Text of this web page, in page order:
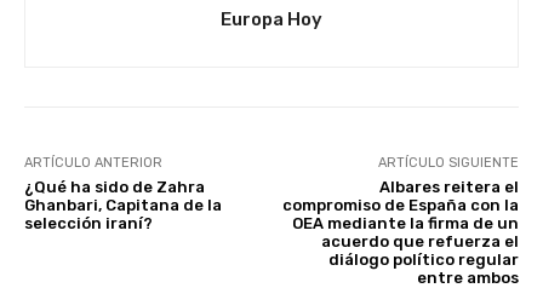
Europa Hoy
ARTÍCULO ANTERIOR
¿Qué ha sido de Zahra
Ghanbari, Capitana de la
selección iraní?
ARTÍCULO SIGUIENTE
Albares reitera el
compromiso de España con la
OEA mediante la firma de un
acuerdo que refuerza el
diálogo político regular
entre ambos